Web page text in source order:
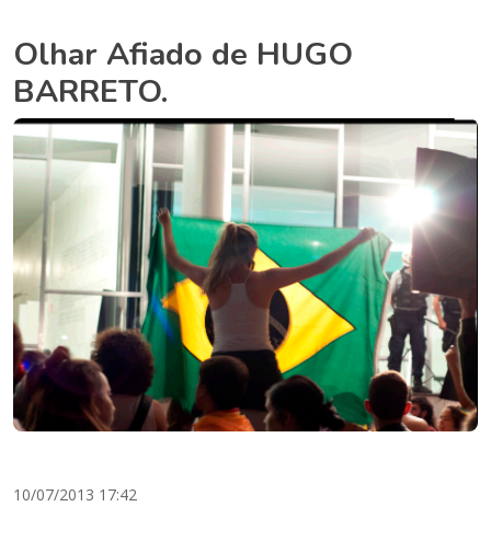
Olhar Afiado de HUGO
BARRETO.
10/07/2013 17:42